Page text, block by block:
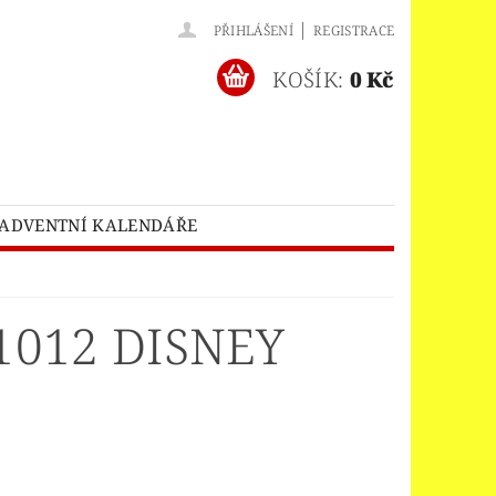
PŘIHLÁŠENÍ | REGISTRACE
KOŠÍK: 0 Kč
KALENDÁŘE
CLASSIC
LEGO® CREATOR
DISNEY